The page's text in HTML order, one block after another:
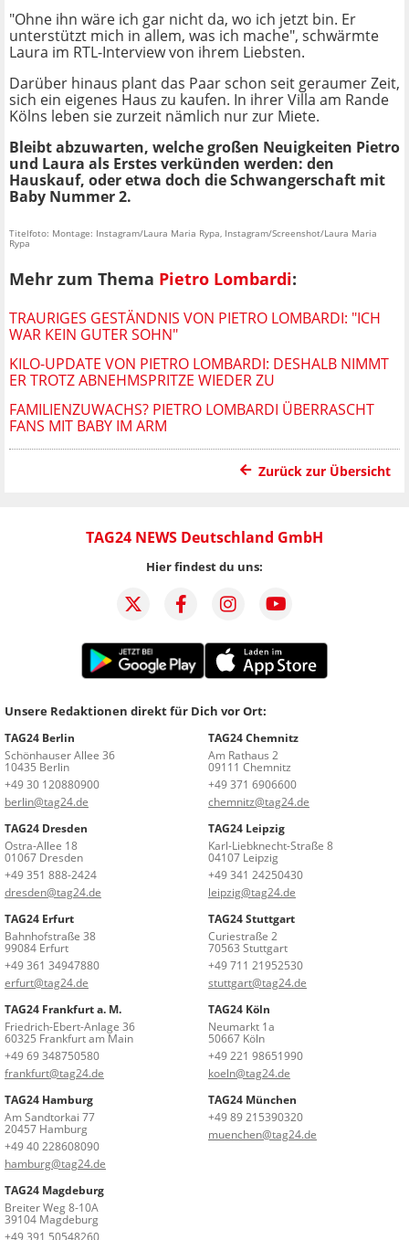
"Ohne ihn wäre ich gar nicht da, wo ich jetzt bin. Er
unterstützt mich in allem, was ich mache", schwärmte
Laura im RTL-Interview von ihrem Liebsten.
Darüber hinaus plant das Paar schon seit geraumer Zeit,
sich ein eigenes Haus zu kaufen. In ihrer Villa am Rande
Kölns leben sie zurzeit nämlich nur zur Miete.
Bleibt abzuwarten, welche großen Neuigkeiten Pietro
und Laura als Erstes verkünden werden: den
Hauskauf, oder etwa doch die Schwangerschaft mit
Baby Nummer 2.
Titelfoto: Montage: Instagram/Laura Maria Rypa, Instagram/Screenshot/Laura Maria
Rypa
Mehr zum Thema Pietro Lombardi:
TRAURIGES GESTÄNDNIS VON PIETRO LOMBARDI: "ICH
WAR KEIN GUTER SOHN"
KILO-UPDATE VON PIETRO LOMBARDI: DESHALB NIMMT
ER TROTZ ABNEHMSPRITZE WIEDER ZU
FAMILIENZUWACHS? PIETRO LOMBARDI ÜBERRASCHT
FANS MIT BABY IM ARM
Zurück zur Übersicht
TAG24 NEWS Deutschland GmbH
Hier findest du uns:
Unsere Redaktionen direkt für Dich vor Ort:
TAG24 Berlin
Schönhauser Allee 36
10435 Berlin
+49 30 120880900
berlin@tag24.de
TAG24 Chemnitz
Am Rathaus 2
09111 Chemnitz
+49 371 6906600
chemnitz@tag24.de
TAG24 Dresden
Ostra-Allee 18
01067 Dresden
+49 351 888-2424
dresden@tag24.de
TAG24 Leipzig
Karl-Liebknecht-Straße 8
04107 Leipzig
+49 341 24250430
leipzig@tag24.de
TAG24 Erfurt
Bahnhofstraße 38
99084 Erfurt
+49 361 34947880
erfurt@tag24.de
TAG24 Stuttgart
Curiestraße 2
70563 Stuttgart
+49 711 21952530
stuttgart@tag24.de
TAG24 Frankfurt a. M.
Friedrich-Ebert-Anlage 36
60325 Frankfurt am Main
+49 69 348750580
frankfurt@tag24.de
TAG24 Köln
Neumarkt 1a
50667 Köln
+49 221 98651990
koeln@tag24.de
TAG24 Hamburg
Am Sandtorkai 77
20457 Hamburg
+49 40 228608090
hamburg@tag24.de
TAG24 München
+49 89 215390320
muenchen@tag24.de
TAG24 Magdeburg
Breiter Weg 8-10A
39104 Magdeburg
+49 391 50548260